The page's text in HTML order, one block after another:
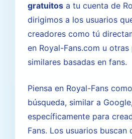
gratuitos a tu cuenta de
dirigimos a los usuarios
creadores como tú
en Royal-Fans.com u
similares basadas en fans.
Piensa en Royal-Fans
búsqueda, similar a
específicamente para
Fans. Los usuarios buscan